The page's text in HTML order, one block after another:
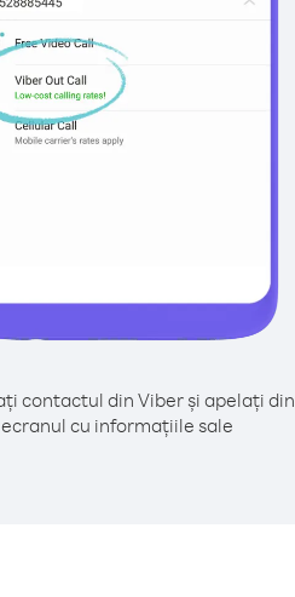
contactul din Viber și apelați din
ecranul cu informațiile sale